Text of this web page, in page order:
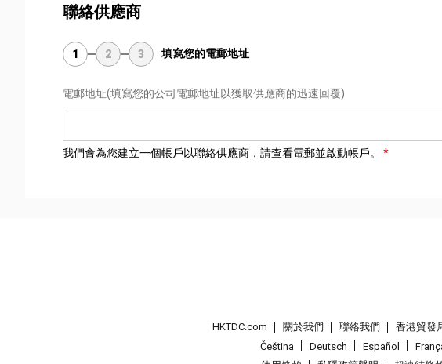
聯絡供應商
1 2 3 填寫您的電郵地址
電郵地址(填寫您的公司電郵地址以獲取供應商的迅速回覆)
我們會為您建立一個帳戶以聯絡供應商，請查看電郵並啟動帳戶。
HKTDC.com 關於我們 聯絡我們 香港貿發
Čeština
Deutsch Español